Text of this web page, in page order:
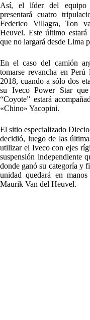
Así, el líder del equipo
presentará cuatro
Federico Villagra, Ton
Heuvel. Este último
que no largará desde Lima
En el caso del camión
tomarse revancha en
2018, cuando a sólo dos
su Iveco Power Star
“Coyote” estará
«Chino» Yacopini.
El sitio especializado
decidió, luego de las
utilizar el Iveco con ejes
suspensión independiente
donde ganó su categoría y
unidad quedará en
Maurik Van del Heuvel.